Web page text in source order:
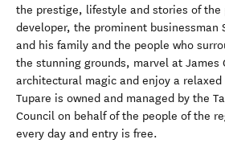
the prestige, lifestyle and stories of
developer, the prominent businessman
and his family and the people who
the stunning grounds, marvel at James
architectural magic and enjoy a
Tupare is owned and managed by the
Council on behalf of the people of the
every day and entry is free.